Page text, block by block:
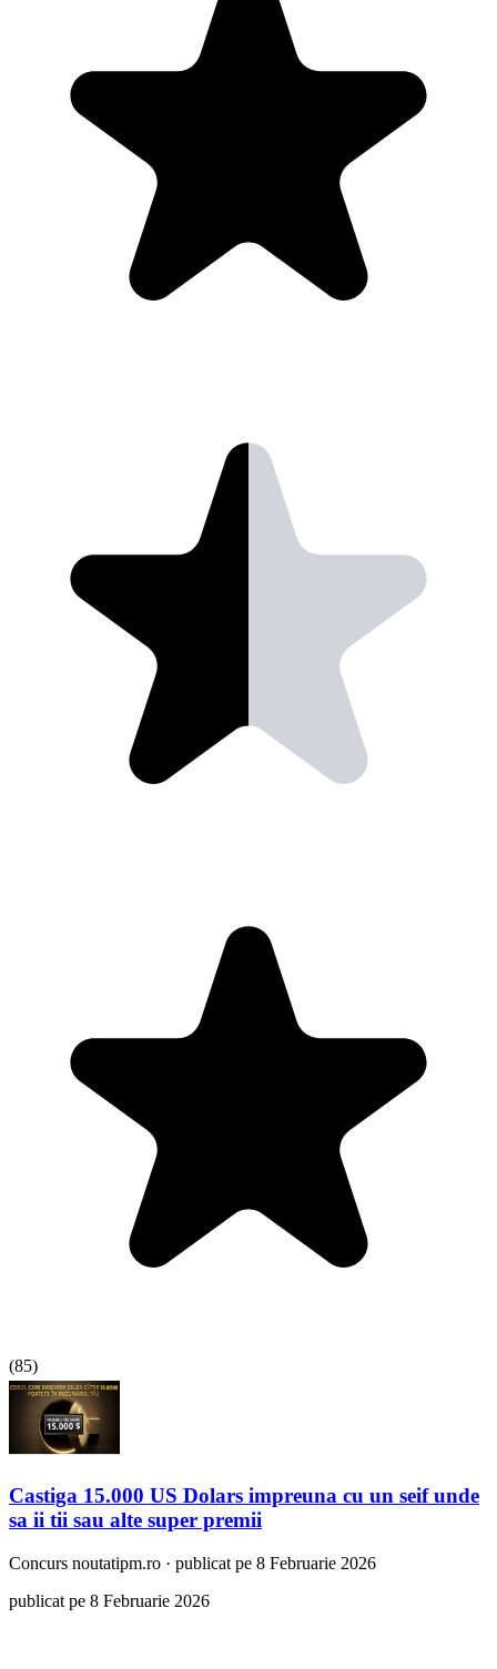
(85)
Castiga 15.000 US Dolars impreuna cu un seif unde
sa ii tii sau alte super premii
Concurs noutatipm.ro · publicat pe 8 Februarie 2026
publicat pe 8 Februarie 2026